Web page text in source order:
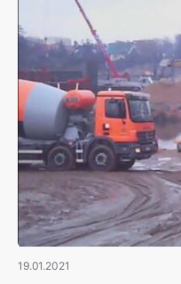
19.01.2021